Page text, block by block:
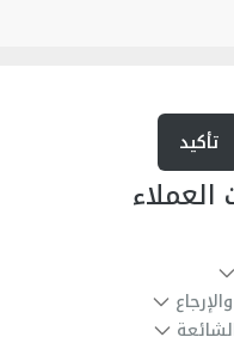
تأكيد